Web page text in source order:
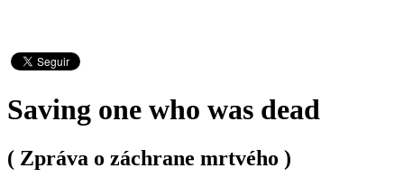
Saving one who was dead
( Zpráva o záchrane mrtvého )